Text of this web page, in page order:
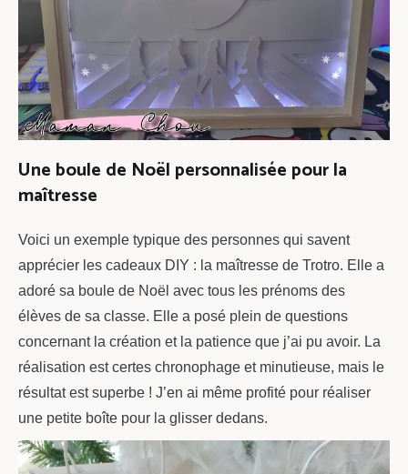
Une boule de Noël personnalisée pour la
maîtresse
Voici un exemple typique des personnes qui savent
apprécier les cadeaux DIY : la maîtresse de Trotro. Elle a
adoré sa boule de Noël avec tous les prénoms des
élèves de sa classe. Elle a posé plein de questions
concernant la création et la patience que j’ai pu avoir. La
réalisation est certes chronophage et minutieuse, mais le
résultat est superbe ! J’en ai même profité pour réaliser
une petite boîte pour la glisser dedans.